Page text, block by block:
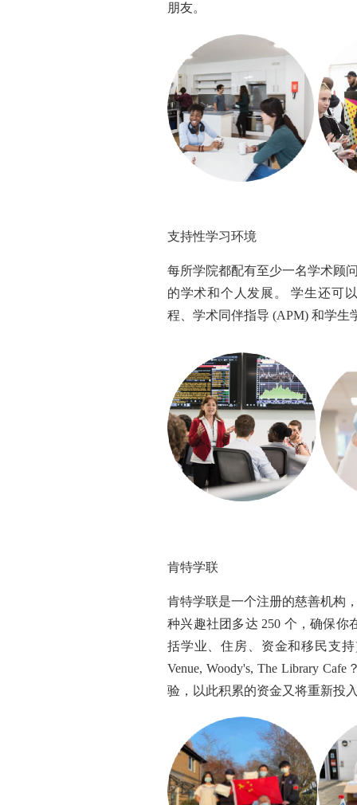
朋友。
支持性学习环境
每所学院都配有至少一名学术顾
的学术和个人发展。 学生还可
程、学术同伴指导 (APM) 和学生
肯特学联
肯特学联是一个注册的慈善机构
种兴趣社团多达 250 个，确保
括学业、住房、资金和移民支
Venue, Woody's, The Library
验，以此积累的资金又将重新投